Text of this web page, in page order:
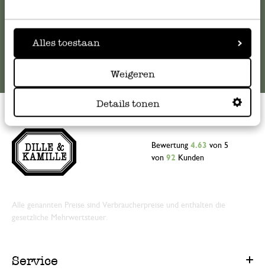
Alles toestaan
Weigeren
Details tonen
Online-Kundenservice
Bewertung 4.63 von 5
von 92 Kunden
Alle genannten Preise sind Verbraucherpreise und enthalten die
gesetzliche Mehrwertsteuer.
Service